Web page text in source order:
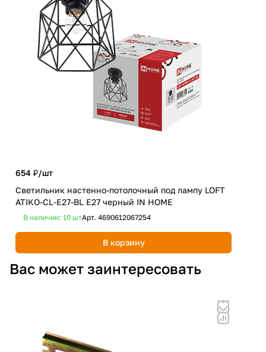
654 ₽/шт
Светильник настенно-потолочный под лампу LOFT
ATIKO-CL-E27-BL Е27 черный IN HOME
В наличии: 10 штАрт. 4690612067254
В корзину
Вас может заинтересовать